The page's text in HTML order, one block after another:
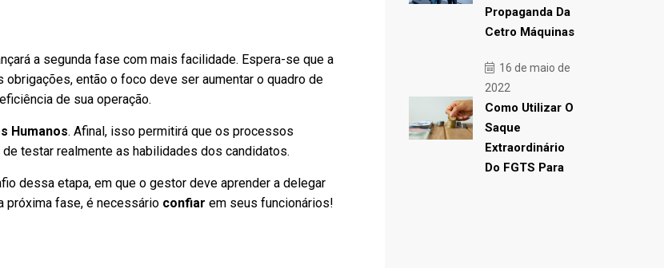
a segunda fase com mais facilidade. Espera-se que a
então o foco deve ser aumentar o quadro de
de sua operação.
Humanos. Afinal, isso permitirá que os processos
testar realmente as habilidades dos candidatos.
dessa etapa, em que o gestor deve aprender a delegar
próxima fase, é necessário confiar em seus funcionários!
Propaganda Da
Cetro Máquinas
16 de maio de
2022
Como Utilizar O
Saque
Extraordinário
Do FGTS Para